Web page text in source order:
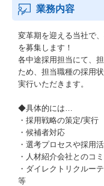
業務内容
変革期を迎える当社で
を募集します！
各中途採用担当にて、
ため、担当職種の採用
実行いただきます。
◆具体的には…
・採用戦略の策定/実行
・候補者対応
・選考プロセスや採用
・人材紹介会社とのコ
・ダイレクトリクルー
等